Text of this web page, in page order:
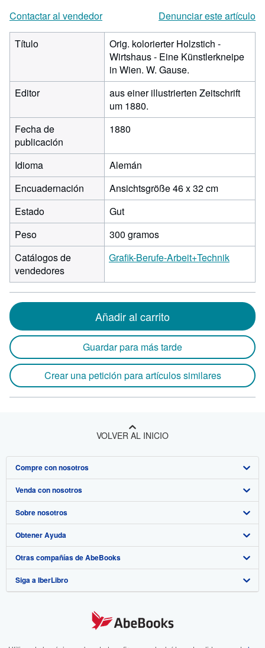
Contactar al vendedor
Denunciar este artículo
Título
Orig. kolorierter Holzstich -
Wirtshaus - Eine Künstlerkneipe
in Wien. W. Gause.
Editor
aus einer illustrierten Zeitschrift
um 1880.
Fecha de
publicación
1880
Idioma
Alemán
Encuadernación
Ansichtsgröße 46 x 32 cm
Estado
Gut
Peso
300 gramos
Catálogos de
vendedores
Grafik-Berufe-Arbeit+Technik
Añadir al carrito
Guardar para más tarde
Crear una petición para artículos similares
VOLVER AL INICIO
Compre con nosotros
Búsqueda avanzada
Colecciones
Mi cuenta
Mis pedidos
Ver carrito
Venda con nosotros
Comenzar a vender
Únase a nuestro programa de afiliados
Recomiende un vendedor
Sobre nosotros
Sobre IberLibro
Medios
Empleo
Preferencias de cookies
Obtener Ayuda
Preguntas frecuentes y guías
Atención al Cliente
Otras compañías de AbeBooks
AbeBooks.com
Siga a IberLibro